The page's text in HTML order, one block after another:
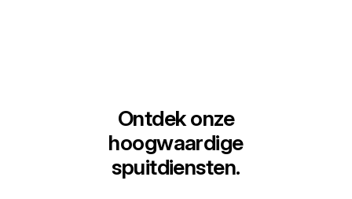
Ontdek onze
hoogwaardige
spuitdiensten.